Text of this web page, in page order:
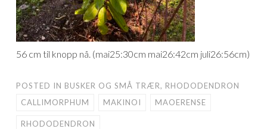
56 cm til knopp nå. (mai25:30cm mai26:42cm juli26:56cm)
POSTED IN BUSKER OG SMÅ TRÆR, RHODODENDRON
CALLIMORPHUM
MAKINOI MAOERENSE
RHODODENDRON